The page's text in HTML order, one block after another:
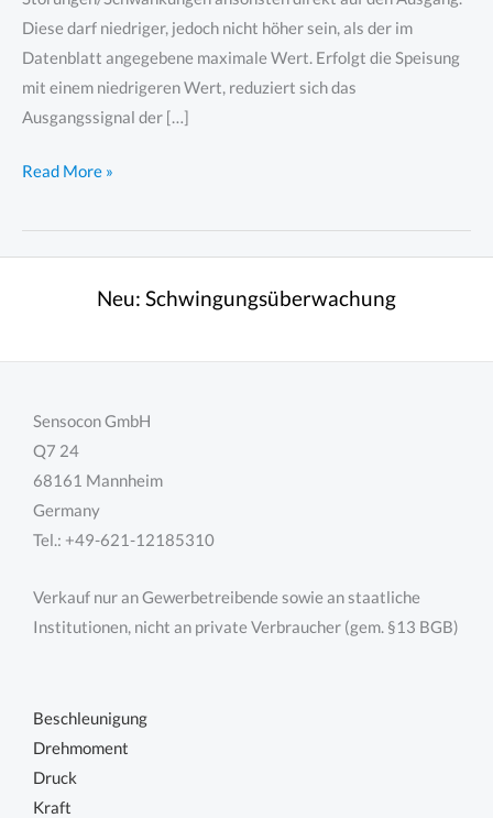
Diese darf niedriger, jedoch nicht höher sein, als der im
Datenblatt angegebene maximale Wert. Erfolgt die Speisung
mit einem niedrigeren Wert, reduziert sich das
Ausgangssignal der […]
Wie
ein
Kraftsensor?
Read More »
Neu: Schwingungsüberwachung
Sensocon GmbH
Q7 24
68161 Mannheim
Germany
Tel.: +49-621-12185310
Verkauf nur an Gewerbetreibende sowie an staatliche
Institutionen, nicht an private Verbraucher (gem. §13 BGB)
Beschleunigung
Drehmoment
Druck
Kraft